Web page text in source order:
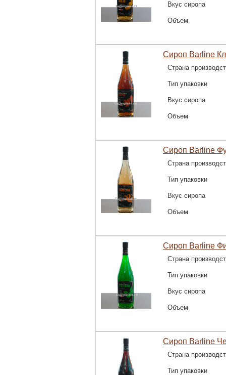
Вкус сиропа
Объем
Сироп Barline
Страна
Тип упаковки
Вкус сиропа
Объем
Сироп Barline
Страна
Тип упаковки
Вкус сиропа
Объем
Сироп Barline
Страна
Тип упаковки
Вкус сиропа
Объем
Сироп Barline
Страна
Тип упаковки